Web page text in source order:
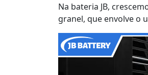
Na bateria JB,
granel, que envolve o